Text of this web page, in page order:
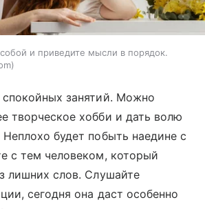
и приведите мысли в порядок.
спокойных занятий. Можно
творческое хобби и дать волю
будет побыть наедине с
с тем человеком, который
лишних слов. Слушайте
сегодня она даст особенно